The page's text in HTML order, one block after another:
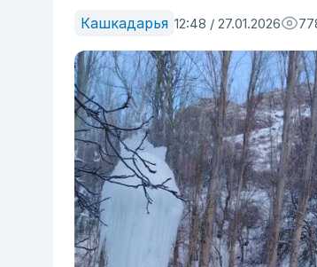
Кашкадарья 12:48 / 27.01.2026